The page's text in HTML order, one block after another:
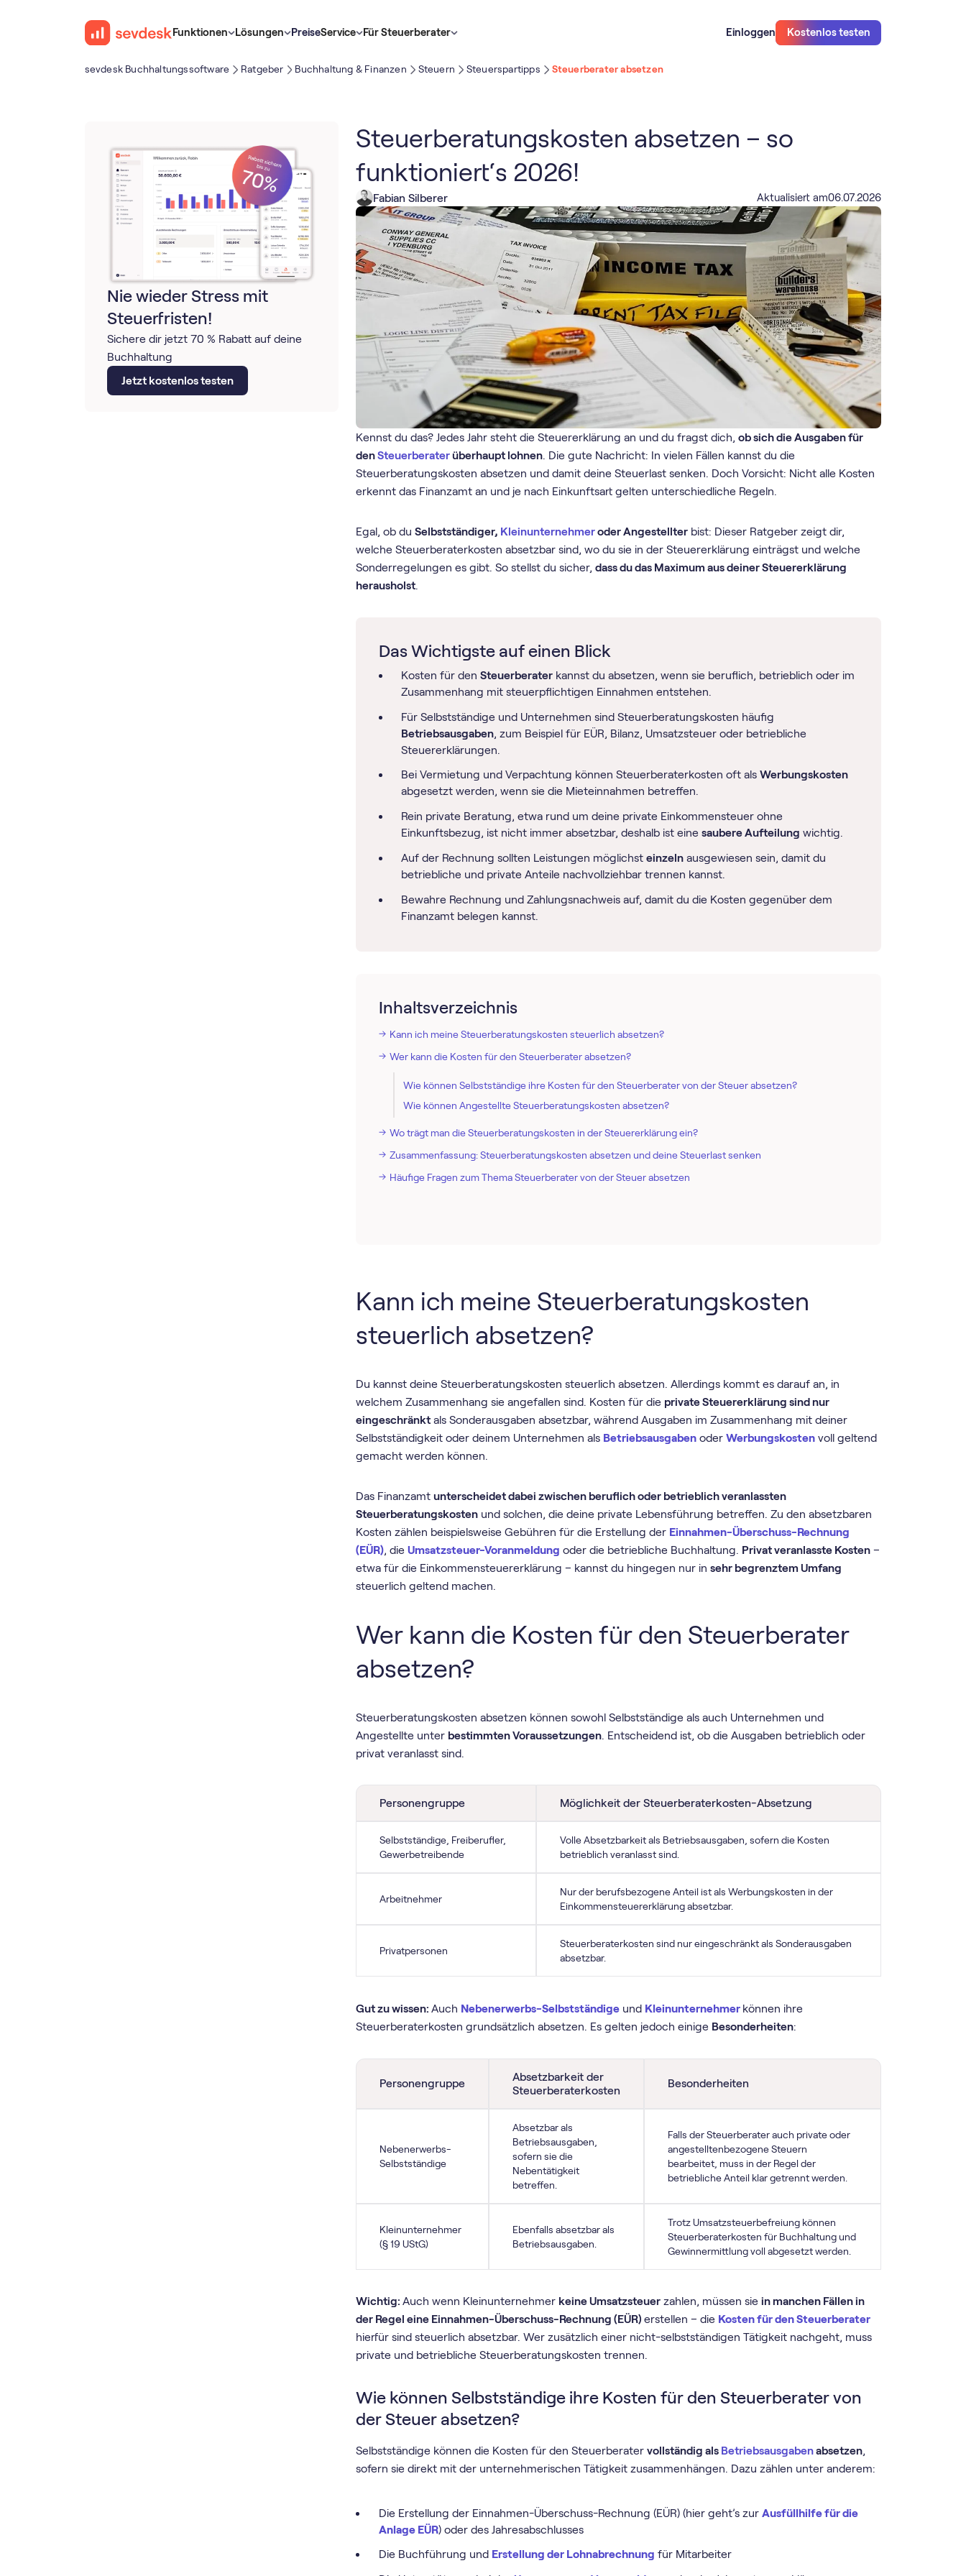
Funktionen Lösungen PreiseService Für Steuerberater Einloggen Kostenlos testen
sevdesk Buch­haltungs­software Ratgeber Buchhaltung & Finanzen Steuern Steuerspartipps Steuerberater absetzen
Nie wieder Stress mit
Steuerfristen!
Sichere dir jetzt 70 % Rabatt auf deine
Buchhaltung
Jetzt kostenlos testen
Steuerberatungskosten absetzen – so
funktioniert‘s 2026!
Fabian Silberer Aktualisiert am06.07.2026
Kennst du das? Jedes Jahr steht die Steuererklärung an und du fragst dich,ob sich die Ausgaben für
denSteuerberaterüberhaupt lohnen. Die gute Nachricht: In vielen Fällen kannst du die
Steuerberatungskosten absetzen und damit deine Steuerlast senken. Doch Vorsicht: Nicht alle Kosten
erkennt das Finanzamt an und je nach Einkunftsart gelten unterschiedliche Regeln.
Egal, ob duSelbstständiger, Kleinunternehmeroder Angestellter bist: Dieser Ratgeber zeigt dir,
welche Steuerberaterkosten absetzbar sind, wo du sie in der Steuererklärung einträgst und welche
Sonderregelungen es gibt. So stellst du sicher,dass du das Maximum aus deiner Steuererklärung
herausholst.
Das Wichtigste auf einen Blick
Kosten für denSteuerberater kannst du absetzen, wenn sie beruflich, betrieblich oder im
Zusammenhang mit steuerpflichtigen Einnahmen entstehen.
Für Selbstständige und Unternehmen sind Steuerberatungskosten häufig
Betriebsausgaben, zum Beispiel für EÜR, Bilanz, Umsatzsteuer oder betriebliche
Steuererklärungen.
Bei Vermietung und Verpachtung können Steuerberaterkosten oft alsWerbungskosten
abgesetzt werden, wenn sie die Mieteinnahmen betreffen.
Rein private Beratung, etwa rund um deine private Einkommensteuer ohne
Einkunftsbezug, ist nicht immer absetzbar, deshalb ist einesaubere Aufteilung wichtig.
Auf der Rechnung sollten Leistungen möglichsteinzeln ausgewiesen sein, damit du
betriebliche und private Anteile nachvollziehbar trennen kannst.
Bewahre Rechnung und Zahlungsnachweis auf, damit du die Kosten gegenüber dem
Finanzamt belegen kannst.
Inhaltsverzeichnis
Kann ich meine Steuerberatungskosten steuerlich absetzen?
Wer kann die Kosten für den Steuerberater absetzen?
Wie können Selbstständige ihre Kosten für den Steuerberater von der Steuer absetzen?
Wie können Angestellte Steuerberatungskosten absetzen?
Wo trägt man die Steuerberatungskosten in der Steuererklärung ein?
Zusammenfassung: Steuerberatungskosten absetzen und deine Steuerlast senken
Häufige Fragen zum Thema Steuerberater von der Steuer absetzen
Kann ich meine Steuerberatungskosten
steuerlich absetzen?
Du kannst deine Steuerberatungskosten steuerlich absetzen. Allerdings kommt es darauf an, in
welchem Zusammenhang sie angefallen sind. Kosten für die private Steuererklärung sind nur
eingeschränkt als Sonderausgaben absetzbar, während Ausgaben im Zusammenhang mit deiner
Selbstständigkeit oder deinem Unternehmen als Betriebsausgaben oderWerbungskosten voll geltend
gemacht werden können.
Das Finanzamtunterscheidet dabei zwischen beruflich oder betrieblich veranlassten
Steuerberatungskosten und solchen, die deine private Lebensführung betreffen. Zu den absetzbaren
Kosten zählen beispielsweise Gebühren für die Erstellung der Einnahmen-Überschuss-Rechnung
(EÜR), dieUmsatzsteuer-Voranmeldung oder die betriebliche Buchhaltung. Privat veranlasste Kosten –
etwa für die Einkommensteuererklärung – kannst du hingegen nur insehr begrenztem Umfang
steuerlich geltend machen.
Wer kann die Kosten für den Steuerberater
absetzen?
Steuerberatungskosten absetzen können sowohl Selbstständige als auch Unternehmen und
Angestellte unter bestimmten Voraussetzungen. Entscheidend ist, ob die Ausgaben betrieblich oder
privat veranlasst sind.
Personengruppe Möglichkeit der Steuerberaterkosten-Absetzung
Selbstständige, Freiberufler,
Gewerbetreibende
Volle Absetzbarkeit als Betriebsausgaben, sofern die Kosten
betrieblich veranlasst sind.
Arbeitnehmer
Nur der berufsbezogene Anteil ist als Werbungskosten in der
Einkommensteuererklärung absetzbar.
Privatpersonen
Steuerberaterkosten sind nur eingeschränkt als Sonderausgaben
absetzbar.
Gut zu wissen:Auch Nebenerwerbs-Selbstständige und Kleinunternehmer können ihre
Steuerberaterkosten grundsätzlich absetzen. Es gelten jedoch einige Besonderheiten:
Personengruppe
Absetzbarkeit der
Steuerberaterkosten
Besonderheiten
Nebenerwerbs-
Selbstständige
Absetzbar als
Betriebsausgaben,
sofern sie die
Nebentätigkeit
betreffen.
Falls der Steuerberater auch private oder
angestelltenbezogene Steuern
bearbeitet, muss in der Regel der
betriebliche Anteil klar getrennt werden.
Kleinunternehmer
(§ 19 UStG)
Ebenfalls absetzbar als
Betriebsausgaben.
Trotz Umsatzsteuerbefreiung können
Steuerberaterkosten für Buchhaltung und
Gewinnermittlung voll abgesetzt werden.
Wichtig:Auch wenn Kleinunternehmer keine Umsatzsteuer zahlen, müssen siein manchen Fällen in
der Regel eine Einnahmen-Überschuss-Rechnung (EÜR)erstellen – die Kosten für den Steuerberater
hierfür sind steuerlich absetzbar. Wer zusätzlich einer nicht-selbstständigen Tätigkeit nachgeht, muss
private und betriebliche Steuerberatungskosten trennen.
Wie können Selbstständige ihre Kosten für den Steuerberater von
der Steuer absetzen?
Selbstständige können die Kosten für den Steuerberatervollständig als Betriebsausgabenabsetzen,
sofern sie direkt mit der unternehmerischen Tätigkeit zusammenhängen. Dazu zählen unter anderem:
Die Erstellung der Einnahmen-Überschuss-Rechnung (EÜR) (hier geht’s zur Ausfüllhilfe für die
Anlage EÜR) oder des Jahresabschlusses
Die Buchführung und Erstellung der Lohnabrechnung für Mitarbeiter